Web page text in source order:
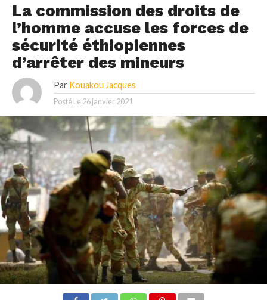
La commission des droits de
l’homme accuse les forces de
sécurité éthiopiennes
d’arrêter des mineurs
Par Kouakou Jacques
Posté Le 26 janvier 2021